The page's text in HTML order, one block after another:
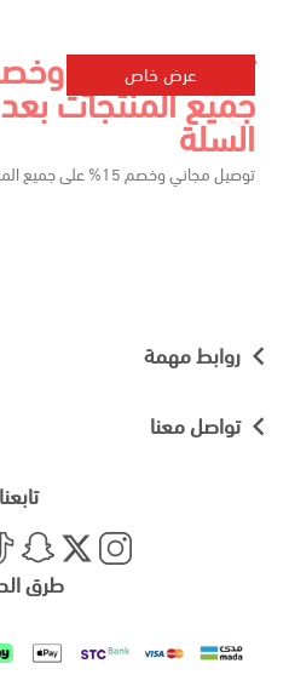
عرض خاص
جميع المنتجات
السلة
توصيل مجاني وخصم 15% على جميع المنتجات بعد اضافتها الى السلة
روابط مهمة
تواصل معنا
تابعنا
طرق